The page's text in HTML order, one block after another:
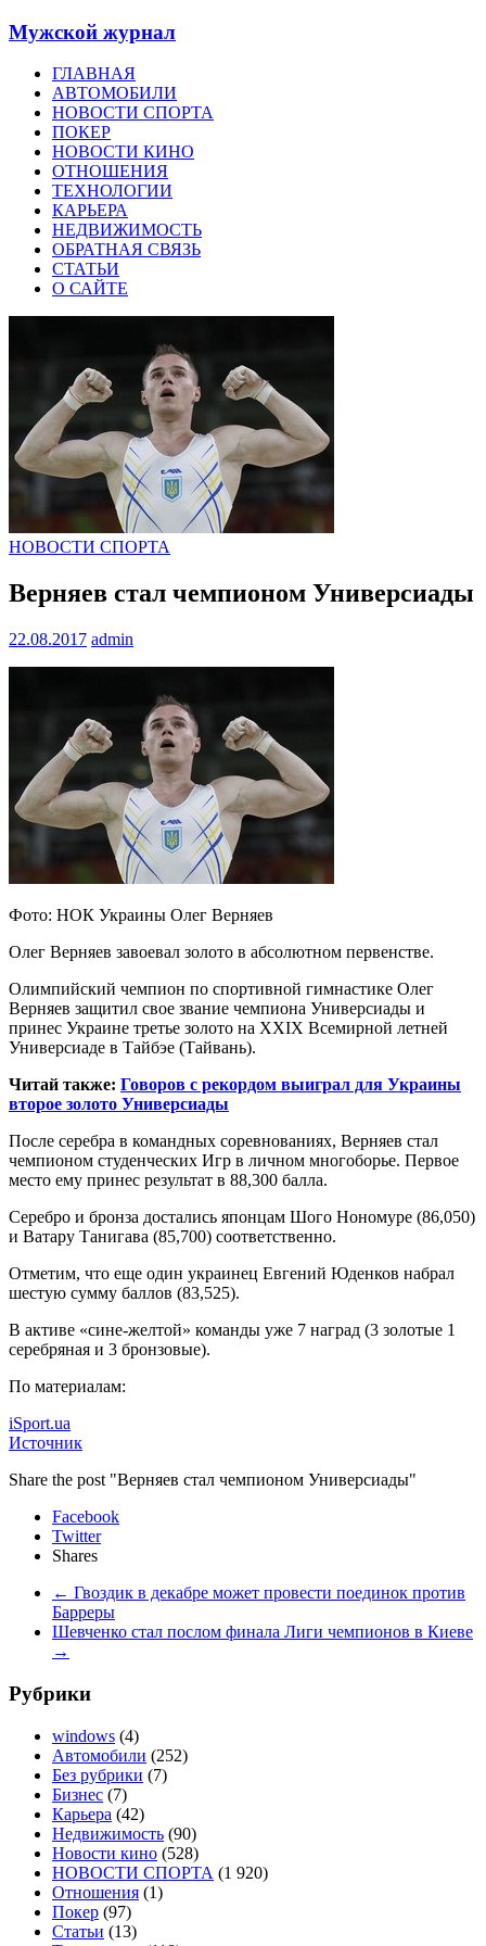
Мужской журнал
ГЛАВНАЯ
АВТОМОБИЛИ
НОВОСТИ СПОРТА
ПОКЕР
НОВОСТИ КИНО
ОТНОШЕНИЯ
ТЕХНОЛОГИИ
КАРЬЕРА
НЕДВИЖИМОСТЬ
ОБРАТНАЯ СВЯЗЬ
СТАТЬИ
О САЙТЕ
НОВОСТИ СПОРТА
Верняев стал чемпионом Универсиады
22.08.2017 admin
Фото: НОК Украины Олег Верняев
Олег Верняев завоевал золото в абсолютном первенстве.
Олимпийский чемпион по спортивной гимнастике Олег
Верняев защитил свое звание чемпиона Универсиады и
принес Украине третье золото на XXIX Всемирной летней
Универсиаде в Тайбэе (Тайвань).
Читай также: Говоров с рекордом выиграл для Украины
второе золото Универсиады
После серебра в командных соревнованиях, Верняев стал
чемпионом студенческих Игр в личном многоборье. Первое
место ему принес результат в 88,300 балла.
Серебро и бронза достались японцам Шого Нономуре (86,050)
и Ватару Танигава (85,700) соответственно.
Отметим, что еще один украинец Евгений Юденков набрал
шестую сумму баллов (83,525).
В активе «сине-желтой» команды уже 7 наград (3 золотые 1
серебряная и 3 бронзовые).
По материалам:
iSport.ua
Источник
Share the post "Верняев стал чемпионом Универсиады"
Facebook
Twitter
Shares
← Гвоздик в декабре может провести поединок против
Барреры
Шевченко стал послом финала Лиги чемпионов в Киеве
→
Рубрики
windows (4)
Автомобили (252)
Без рубрики (7)
Бизнес (7)
Карьера (42)
Недвижимость (90)
Новости кино (528)
НОВОСТИ СПОРТА (1 920)
Отношения (1)
Покер (97)
Статьи (13)